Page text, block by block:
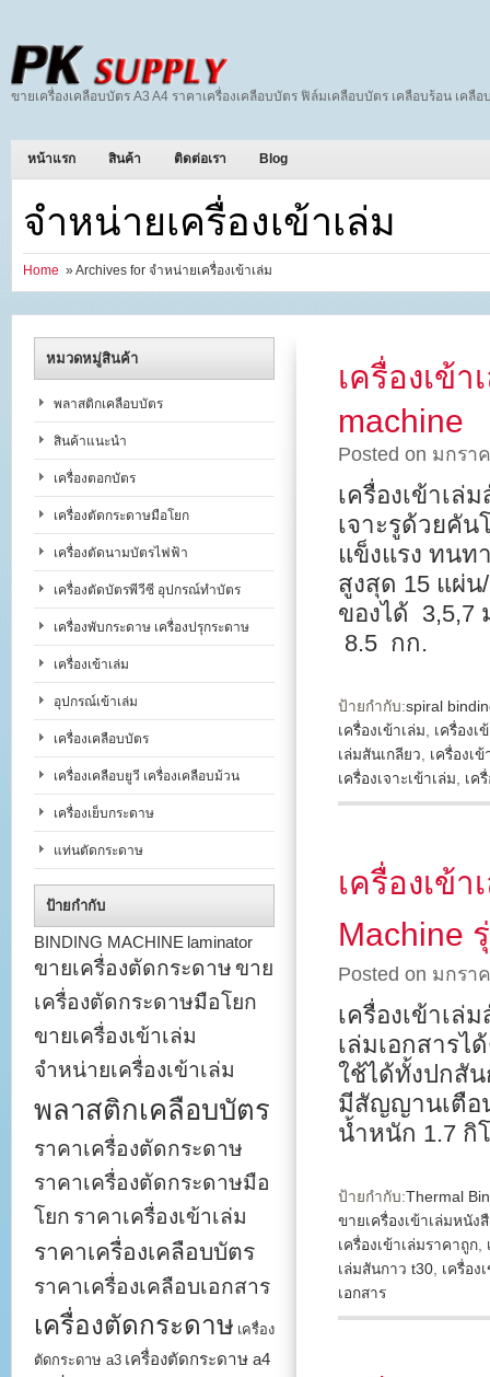
ขายเครื่องเคลือบบัตร A3 A4 ราคาเครื่องเคลือบบัตร ฟิล์มเคลือบบัตร เคลือบร้อน เคลือ
หน้าแรก สินค้า ติดต่อเรา Blog
จำหน่ายเครื่องเข้าเล่ม
Home » Archives for จำหน่ายเครื่องเข้าเล่ม
เครื่องเข้
machine
Posted on มกรา
เครื่องเข้าเล่
เจาะรูด้วยคัน
แข็งแรง ทนท
สูงสุด 15 แผ่น
ของได้ 3,5,7
8.5 กก.
ป้ายกำกับ:spiral
เครื่องเข้าเล่ม, เครื่องเ
เล่มสันเกลียว, เครื่องเ
เครื่องเจาะเข้าเล่ม, เค
เครื่องเข้
Machine
Posted on มกรา
เครื่องเข้าเล่
เล่มเอกสารไ
ใช้ได้ทั้งปกสัน
มีสัญญานเตือน
น้ำหนัก 1.7 กิ
ป้ายกำกับ:Thermal
ขายเครื่องเข้าเล่มหนัง
เครื่องเข้าเล่มราคาถูก,
เล่มสันกาว t30, เครื่อง
เอกสาร
หมวดหมู่สินค้า
พลาสติกเคลือบบัตร
สินค้าแนะนำ
เครื่องตอกบัตร
เครื่องตัดกระดาษมือโยก
เครื่องตัดนามบัตรไฟฟ้า
เครื่องตัดบัตรพีวีซี อุปกรณ์ทำบัตร
เครื่องพับกระดาษ เครื่องปรุกระดาษ
เครื่องเข้าเล่ม
อุปกรณ์เข้าเล่ม
เครื่องเคลือบบัตร
เครื่องเคลือบยูวี เครื่องเคลือบม้วน
เครื่องเย็บกระดาษ
แท่นตัดกระดาษ
ป้ายกำกับ
BINDING MACHINE laminator
ขายเครื่องตัดกระดาษ ขาย
เครื่องตัดกระดาษมือโยก
ขายเครื่องเข้าเล่ม
จำหน่ายเครื่องเข้าเล่ม
พลาสติกเคลือบบัตร
ราคาเครื่องตัดกระดาษ
ราคาเครื่องตัดกระดาษมือ
โยก ราคาเครื่องเข้าเล่ม
ราคาเครื่องเคลือบบัตร
ราคาเครื่องเคลือบเอกสาร
เครื่องตัดกระดาษ เครื่อง
ตัดกระดาษ a3 เครื่องตัดกระดาษ a4